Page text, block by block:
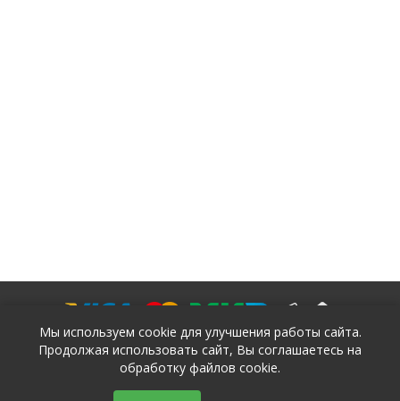
Мы используем cookie для улучшения работы сайта.
Продолжая использовать сайт, Вы соглашаетесь на
обработку файлов cookie.